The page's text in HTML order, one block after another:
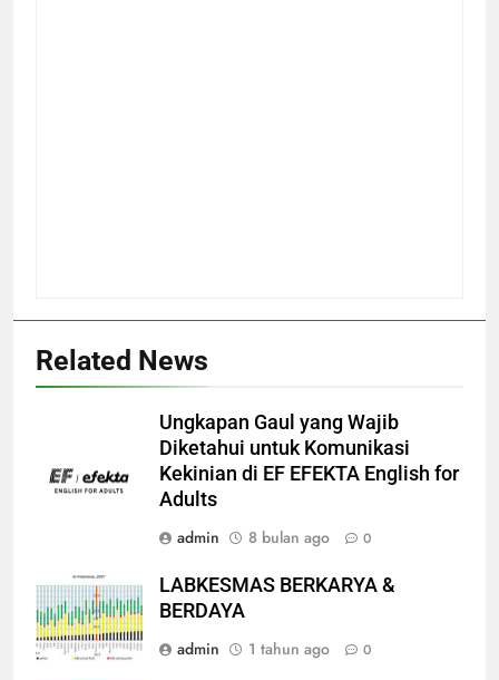
Related News
Ungkapan Gaul yang Wajib
Diketahui untuk Komunikasi
Kekinian di EF EFEKTA English for
Adults
admin
8 bulan ago 0
LABKESMAS BERKARYA &
BERDAYA
admin
1 tahun ago 0